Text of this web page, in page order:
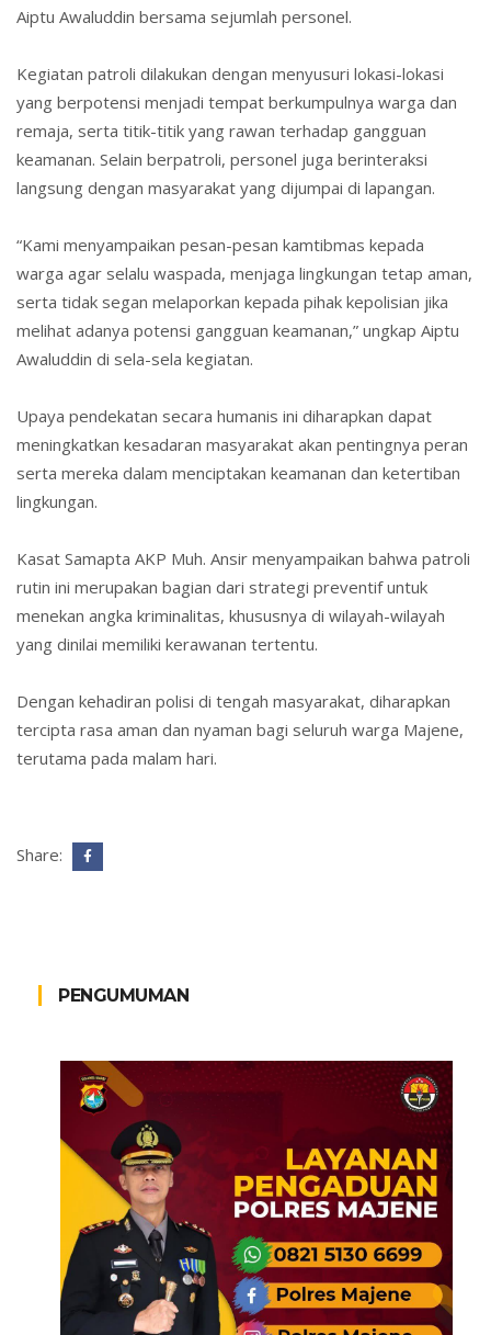
Aiptu Awaluddin bersama sejumlah personel.
Kegiatan patroli dilakukan dengan menyusuri lokasi-lokasi
yang berpotensi menjadi tempat berkumpulnya warga dan
remaja, serta titik-titik yang rawan terhadap gangguan
keamanan. Selain berpatroli, personel juga berinteraksi
langsung dengan masyarakat yang dijumpai di lapangan.
“Kami menyampaikan pesan-pesan kamtibmas kepada
warga agar selalu waspada, menjaga lingkungan tetap aman,
serta tidak segan melaporkan kepada pihak kepolisian jika
melihat adanya potensi gangguan keamanan,” ungkap Aiptu
Awaluddin di sela-sela kegiatan.
Upaya pendekatan secara humanis ini diharapkan dapat
meningkatkan kesadaran masyarakat akan pentingnya peran
serta mereka dalam menciptakan keamanan dan ketertiban
lingkungan.
Kasat Samapta AKP Muh. Ansir menyampaikan bahwa patroli
rutin ini merupakan bagian dari strategi preventif untuk
menekan angka kriminalitas, khususnya di wilayah-wilayah
yang dinilai memiliki kerawanan tertentu.
Dengan kehadiran polisi di tengah masyarakat, diharapkan
tercipta rasa aman dan nyaman bagi seluruh warga Majene,
terutama pada malam hari.
Share:
PENGUMUMAN